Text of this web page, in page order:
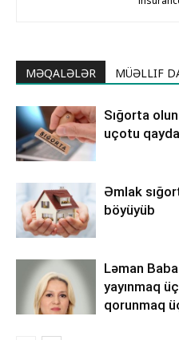
MƏQALƏLƏR MÜƏLLIF
Sığorta
uçotu
Əmlak
böyüyüb
Ləman
yayınmaq
qorunmaq